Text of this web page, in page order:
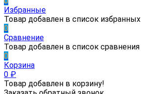
Избранные
Товар добавлен в список избранных
0
Сравнение
Товар добавлен в список сравнения
0
Корзина
0 ₽
Товар добавлен в корзину!